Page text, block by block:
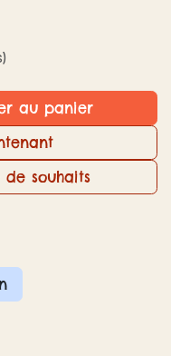
au panier
souhaits